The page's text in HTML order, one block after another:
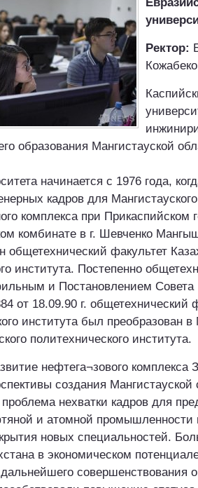
Ректор:
образования Мангистауской
начинается с 1976 года,
кадров для
комплекса при Прикаспийском
комбинате в г. Шевченко
общетехнический факультет
института. Постепенно
и Постановлением Совета
от 18.09.90 г. общетехнический
института был преобразован в
политехнического института.
нефтега¬зового комплекса
создания
нехватки кадров для
и атомной промышленности
новых специальностей.
в экономическом
совершенствования